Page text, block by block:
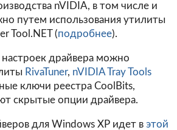
nVIDIA, в том числе и
путем использования утилиты
Tool.NET (подробнее).
драйвера можно
RivaTuner, nVIDIA Tray Tools
ключи реестра CoolBits,
скрытые опции драйвера.
для Windows XP идет в этой